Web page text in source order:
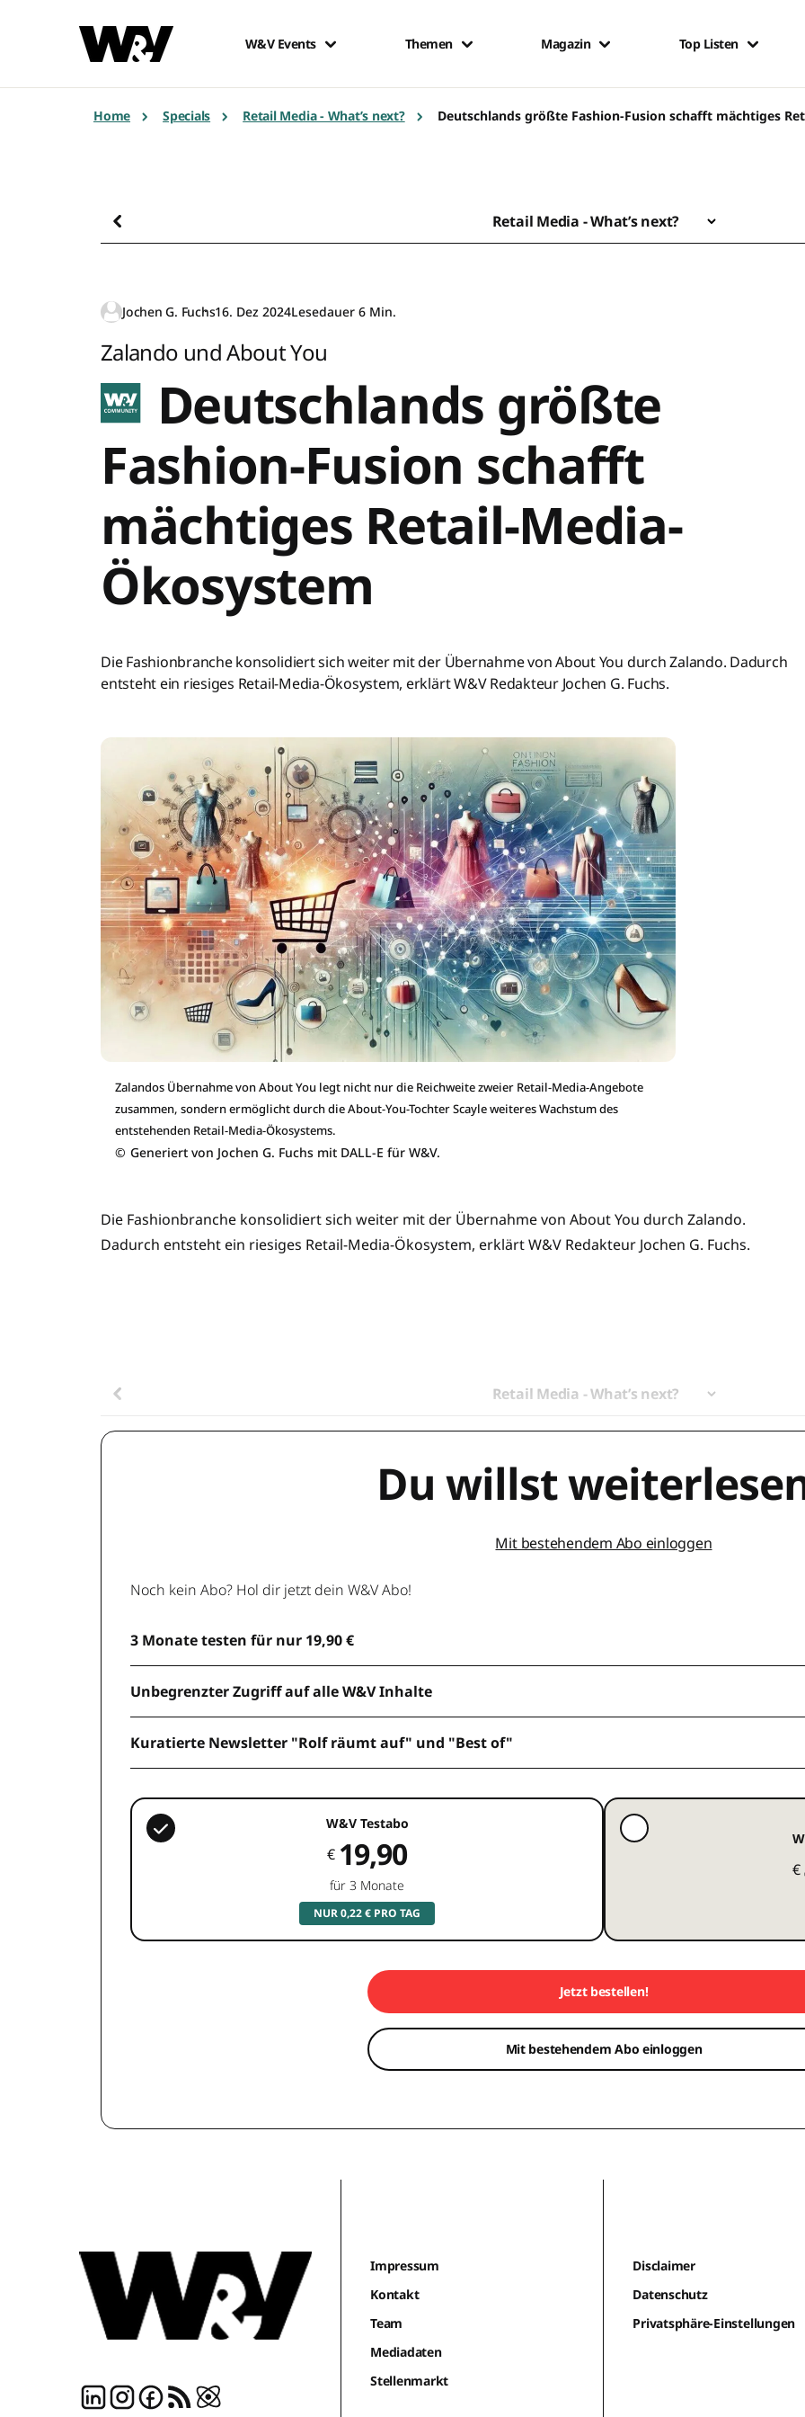
W&V Events Themen Magazin Top Listen
Home Specials Retail Media - What’s next? Deutschlands größte Fashion-Fusion schafft mächtiges
Retail Media - What’s next?
Jochen G. Fuchs16. Dez 2024Lesedauer 6 Min.
Zalando und About You
Deutschlands größte
Fashion-Fusion schafft
mächtiges Retail-Media-
Ökosystem
Die Fashionbranche konsolidiert sich weiter mit der Übernahme von About You durch Zalando. Dadurch
entsteht ein riesiges Retail-Media-Ökosystem, erklärt W&V Redakteur Jochen G. Fuchs.
Zalandos Übernahme von About You legt nicht nur die Reichweite zweier Retail-Media-Angebote
zusammen, sondern ermöglicht durch die About-You-Tochter Scayle weiteres Wachstum des
entstehenden Retail-Media-Ökosystems.
© Generiert von Jochen G. Fuchs mit DALL-E für W&V.
Die Fashionbranche konsolidiert sich weiter mit der Übernahme von About You durch Zalando.
Dadurch entsteht ein riesiges Retail-Media-Ökosystem, erklärt W&V Redakteur Jochen G. Fuchs.
Retail Media - What’s next?
Du willst
Mit bestehendem Abo einloggen
Noch kein Abo? Hol dir jetzt dein W&V Abo!
3 Monate testen für nur 19,90 €
Unbegrenzter Zugriff auf alle W&V Inhalte
Kuratierte Newsletter "Rolf räumt auf" und "Best of"
W&V Testabo
€ 19,90
für 3 Monate
NUR 0,22 € PRO TAG
€
Jetzt bestellen!
Mit bestehendem Abo einloggen
Impressum
Kontakt
Team
Mediadaten
Stellenmarkt
Disclaimer
Datenschutz
Privatsphäre-Einstellungen